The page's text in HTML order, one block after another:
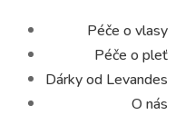
Péče o vlasy
Péče o pleť
Dárky od Levandes
O nás